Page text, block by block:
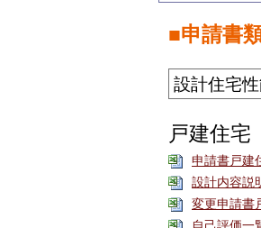
■申請書
設計住宅
戸建住宅
申請書戸建
設計内容説
変更申請書